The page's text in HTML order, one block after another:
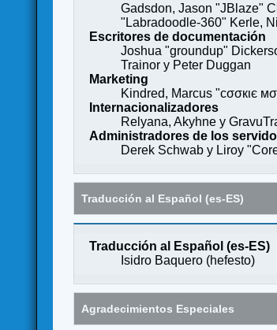
Gadsdon, Jason "JBlaze"
"Labradoodle-360" Kerle,
Escritores de documentación
Joshua "groundup"
Trainor y Peter Duggan
Marketing
Kindred, Marcus "cσσкιє
Internacionalizadores
Relyana, Akyhne y
Administradores de los
Derek Schwab y Liroy
Traducción al Español (es-ES)
Traducción al Español (es-ES)
Isidro Baquero (hefesto)
Agradecimientos Especiales